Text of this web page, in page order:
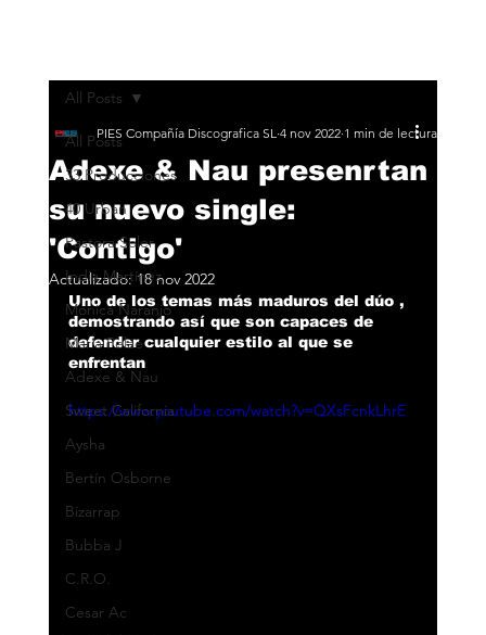
All Posts
33 Producciones
40 Urban
Pastora Soler
India Martínez
Monica Naranjo
María Peláe
Adexe & Nau
Sweet California
Aysha
Bertín Osborne
Bizarrap
Bubba J
C.R.O.
Cesar Ac
All Posts
Adexe & Nau presenrtan
su nuevo single:
'Contigo'
PIES Compañía Discografica SL 4 nov 2022 1 min de lectura
Actualizado:18 nov 2022
Uno de los temas más maduros del dúo ,
demostrando así que son capaces de
defender cualquier estilo al que se
enfrentan
https://www.youtube.com/watch?v=QXsFcnkLhrE